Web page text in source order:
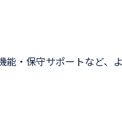
・保守サポートなど、